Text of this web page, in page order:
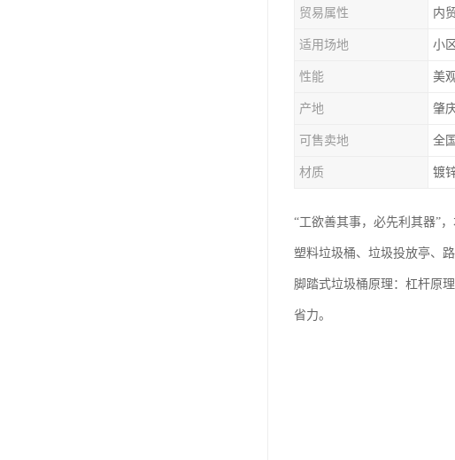
贸易属性 内
适用场地 小
性能 美
产地 肇
可售卖地 全国
材质 镀
“工欲善其事，必先利其器”
塑料垃圾桶、垃圾投放亭、
脚踏式垃圾桶原理：杠杆原
省力。